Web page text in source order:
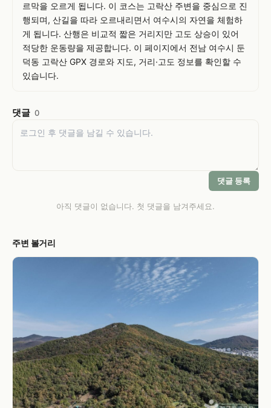
르막을 오르게 됩니다. 이 코스는 고락산 주변을 중심으로 진
행되며, 산길을 따라 오르내리면서 여수시의 자연을 체험하
게 됩니다. 산행은 비교적 짧은 거리지만 고도 상승이 있어
적당한 운동량을 제공합니다. 이 페이지에서 전남 여수시 둔
덕동 고락산 GPX 경로와 지도, 거리·고도 정보를 확인할 수
있습니다.
댓글 0
댓글 등록
아직 댓글이 없습니다. 첫 댓글을 남겨주세요.
주변 볼거리